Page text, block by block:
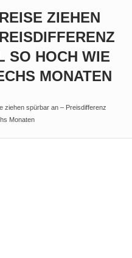
ZIEHEN
SO HOCH WIE
MONATEN
ziehen spürbar an – Preisdifferenz
Monaten